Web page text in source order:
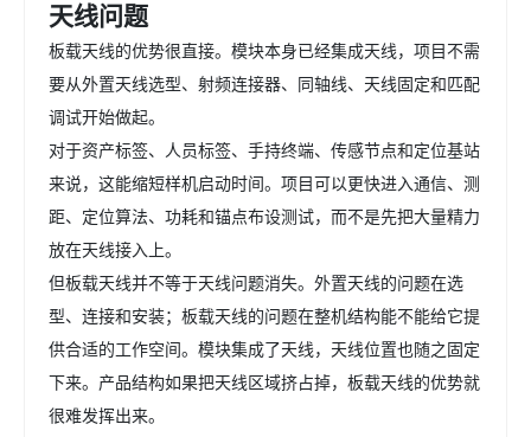
天线问题
板载天线的优势很直接。模块本身已经集成天线，项目不需
要从外置天线选型、射频连接器、同轴线、天线固定和匹配
调试开始做起。
对于资产标签、人员标签、手持终端、传感节点和定位基站
来说，这能缩短样机启动时间。项目可以更快进入通信、测
距、定位算法、功耗和锚点布设测试，而不是先把大量精力
放在天线接入上。
但板载天线并不等于天线问题消失。外置天线的问题在选
型、连接和安装；板载天线的问题在整机结构能不能给它提
供合适的工作空间。模块集成了天线，天线位置也随之固定
下来。产品结构如果把天线区域挤占掉，板载天线的优势就
很难发挥出来。